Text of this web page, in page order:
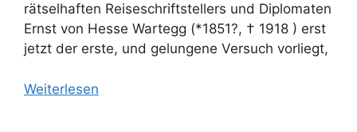
rätselhaften Reiseschriftstellers und Diplomaten
Ernst von Hesse Wartegg (*1851?, † 1918 ) erst
jetzt der erste, und gelungene Versuch vorliegt,
Weiterlesen